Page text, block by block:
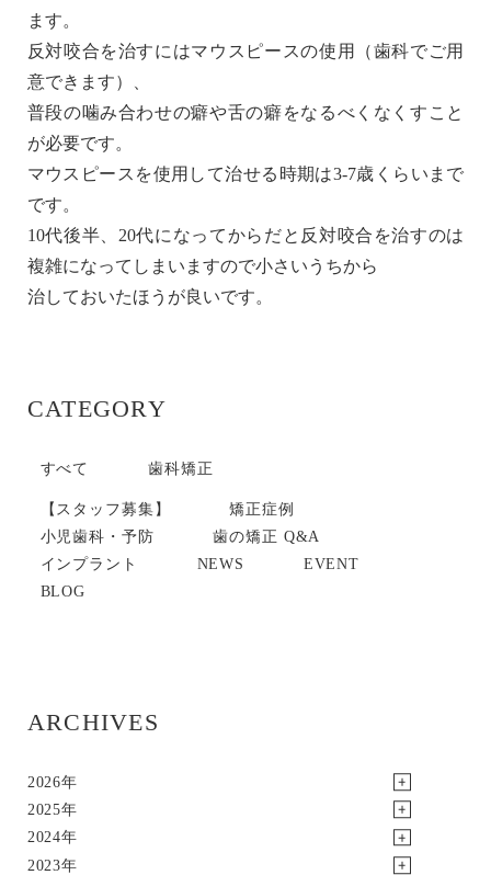
CATEGORY
すべて 歯科矯正
【スタッフ募集】
矯正症例
小児歯科・予防
歯の矯正 Q&A
インプラント
NEWS
EVENT
BLOG
ARCHIVES
2026年
2025年
2024年
2023年
ます。
反対咬合を治すにはマウスピースの使用（歯科でご用
意できます）、
普段の噛み合わせの癖や舌の癖をなるべくなくすこと
が必要です。
マウスピースを使用して治せる時期は3-7歳くらいまで
です。
10代後半、20代になってからだと反対咬合を治すのは
複雑になってしまいますので小さいうちから
治しておいたほうが良いです。